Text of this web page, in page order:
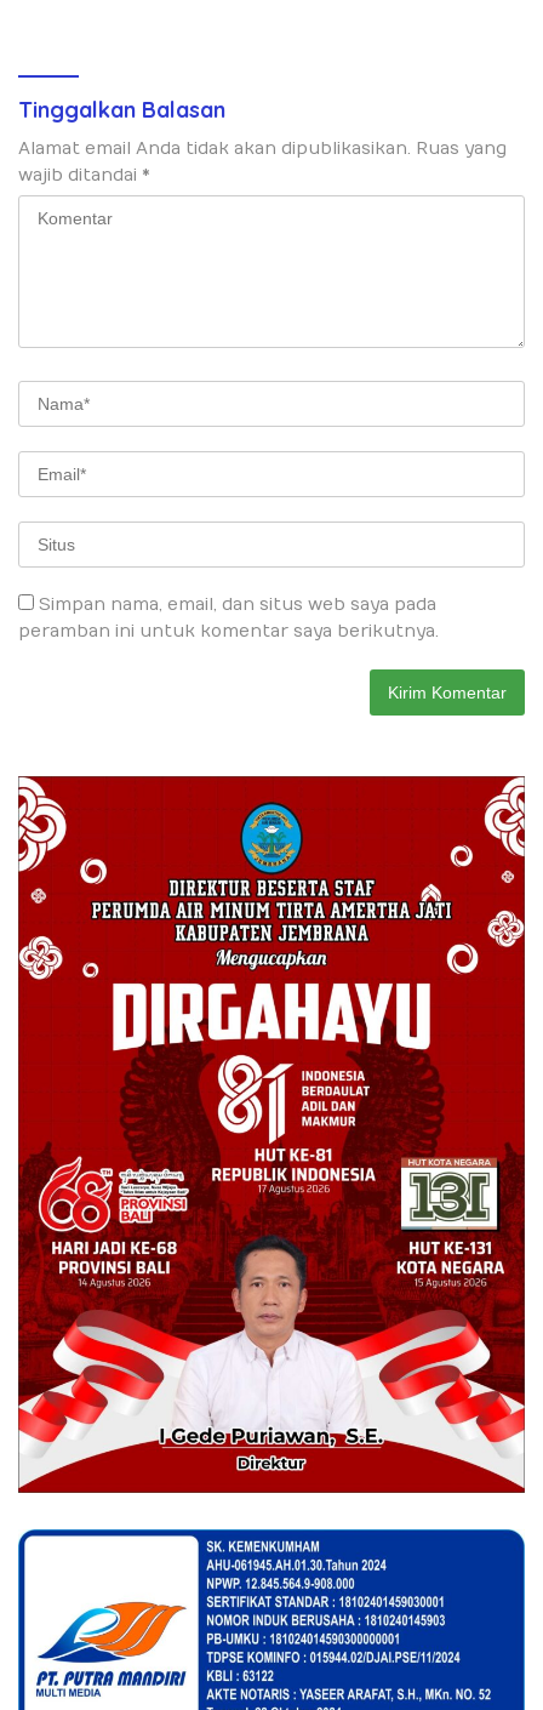
Tinggalkan Balasan
Alamat email Anda tidak akan dipublikasikan. Ruas yang
wajib ditandai *
Simpan nama, email, dan situs web saya pada
peramban ini untuk komentar saya berikutnya.